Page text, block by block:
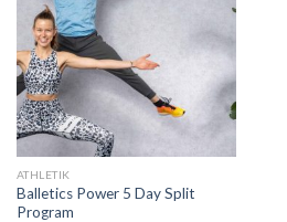
ATHLETIK
Balletics Power 5 Day Split
Program